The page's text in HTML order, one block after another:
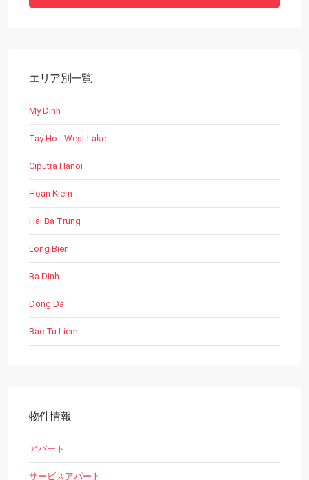
エリア別一覧
My Dinh
Tay Ho - West Lake
Ciputra Hanoi
Hoan Kiem
Hai Ba Trung
Long Bien
Ba Dinh
Dong Da
Bac Tu Liem
物件情報
アパート
サービスアパート